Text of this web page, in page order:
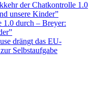
der Chatkontrolle 1.0
unsere Kinder”
durch – Breyer:
drängt das EU-
Selbstaufgabe